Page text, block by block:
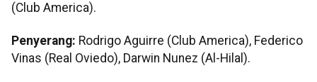
(Club America).
Penyerang: Rodrigo Aguirre (Club America), Federico
Vinas (Real Oviedo), Darwin Nunez (Al-Hilal).